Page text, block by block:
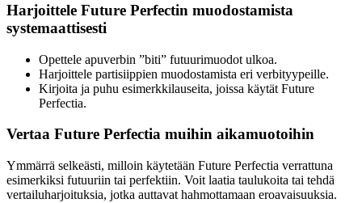
Harjoittele Future Perfectin muodostamista
systemaattisesti
Opettele apuverbin ”biti” futuurimuodot ulkoa.
Harjoittele partisiippien muodostamista eri verbityypeille.
Kirjoita ja puhu esimerkkilauseita, joissa käytät Future
Perfectia.
Vertaa Future Perfectia muihin aikamuotoihin
Ymmärrä selkeästi, milloin käytetään Future Perfectia verrattuna
esimerkiksi futuuriin tai perfektiin. Voit laatia taulukoita tai tehdä
vertailuharjoituksia, jotka auttavat hahmottamaan eroavaisuuksia.